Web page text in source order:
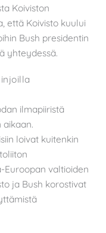
Koiviston
että Koivisto kuului
Bush presidentin
yhteydessä.
ilmapiiristä
loivat kuitenkin
Euroopan valtioiden
ja Bush korostivat